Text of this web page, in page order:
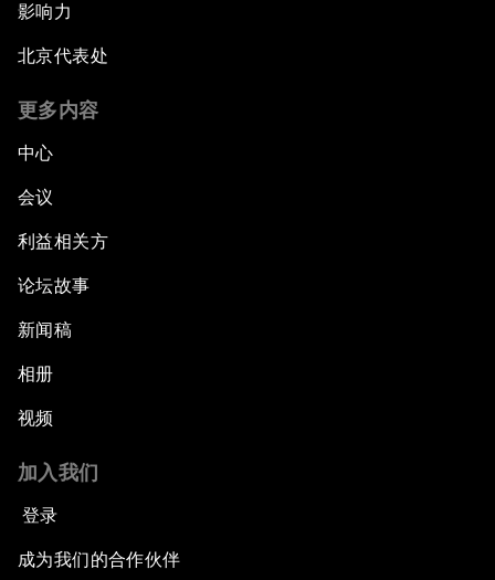
影响力
北京代表处
更多内容
中心
会议
利益相关方
论坛故事
新闻稿
相册
视频
加入我们
登录
成为我们的合作伙伴